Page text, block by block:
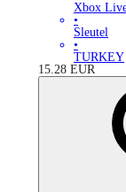
Xbox
•
Sleutel
•
TURKEY
15.28 EUR